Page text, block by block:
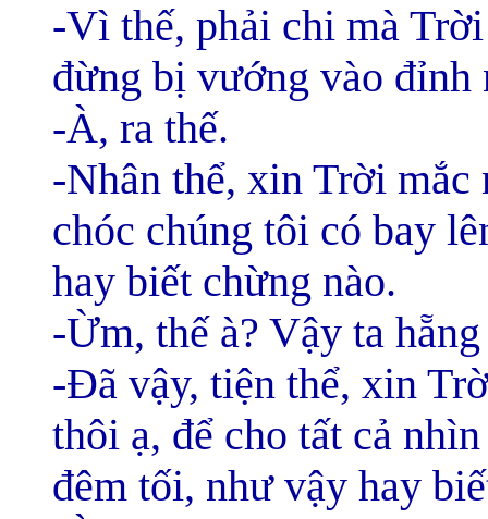
-Vì thế, phải chi mà
đừng bị vướng vào
-À, ra thế.
-Nhân thể, xin Trời mắc
chóc chúng tôi có bay
hay biết chừng nào.
-Ừm, thế à? Vậy ta
-Đã vậy, tiện thể, xin
thôi ạ, để cho tất cả
đêm tối, như vậy hay